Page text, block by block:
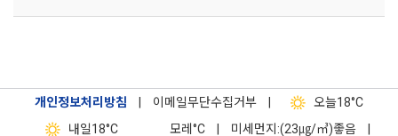
개인정보처리방침 이메일무단수집거부 오늘18°C
내일18°C 모레 °C 미세먼지:(23㎍/㎥)좋음